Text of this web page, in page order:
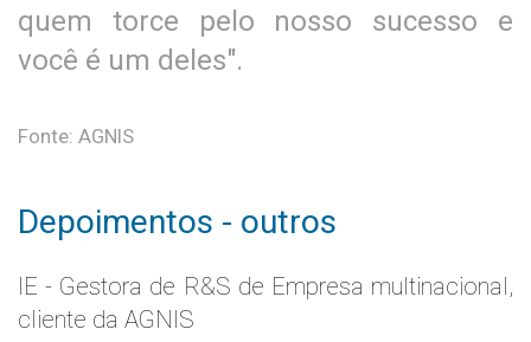
quem torce pelo nosso sucesso e
você é um deles".
Fonte: AGNIS
Depoimentos - outros
IE - Gestora de R&S de Empresa multinacional,
cliente da AGNIS